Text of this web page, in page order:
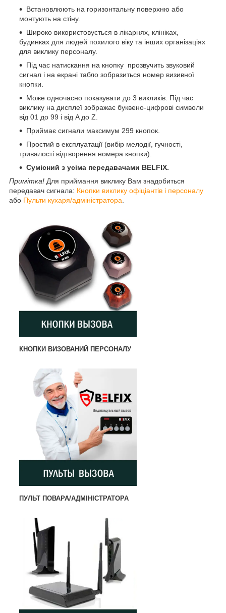
Встановлюють на горизонтальну поверхню або
монтують на стіну.
Широко використовується в лікарнях, клініках,
будинках для людей похилого віку та інших організаціях
для виклику персоналу.
Під час натискання на кнопку прозвучить звуковий
сигнал і на екрані табло зобразиться номер визивної
кнопки.
Може одночасно показувати до 3 викликів. Під час
виклику на дисплеї зображає буквено-цифрові символи
від 01 до 99 і від A до Z.
Приймає сигнали максимум 299 кнопок.
Простий в експлуатації (вибір мелодії, гучності,
тривалості відтворення номера кнопки).
Сумісний з усіма передавачами BELFIX.
Примітка! Для приймання виклику Вам знадобиться
передавач сигнала: Кнопки виклику офіціантів і персоналу
або Пульти кухаря/адміністратора
КНОПКИ ВИЗОВАНИЙ ПЕРСОНАЛУ
ПУЛЬТ ПОВАРА/АДМІНІСТРАТОРА